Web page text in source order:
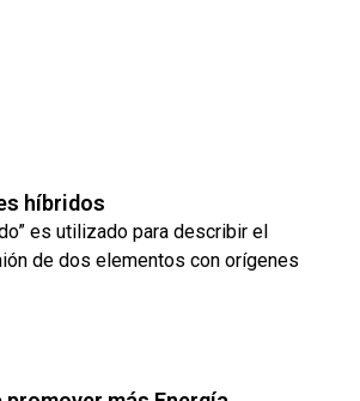
híbridos
es utilizado para describir el
de dos elementos con orígenes